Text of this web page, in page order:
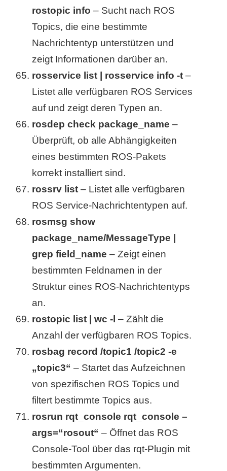
rostopic info – Sucht nach ROS
Topics, die eine bestimmte
Nachrichtentyp unterstützen und
zeigt Informationen darüber an.
rosservice list | rosservice info -t –
Listet alle verfügbaren ROS Services
auf und zeigt deren Typen an.
rosdep check package_name –
Überprüft, ob alle Abhängigkeiten
eines bestimmten ROS-Pakets
korrekt installiert sind.
rossrv list – Listet alle verfügbaren
ROS Service-Nachrichtentypen auf.
rosmsg show
package_name/MessageType |
grep field_name – Zeigt einen
bestimmten Feldnamen in der
Struktur eines ROS-Nachrichtentyps
an.
rostopic list | wc -l – Zählt die
Anzahl der verfügbaren ROS Topics.
rosbag record /topic1 /topic2 -e
„topic3“ – Startet das Aufzeichnen
von spezifischen ROS Topics und
filtert bestimmte Topics aus.
rosrun rqt_console rqt_console –
args=“rosout“ – Öffnet das ROS
Console-Tool über das rqt-Plugin mit
bestimmten Argumenten.